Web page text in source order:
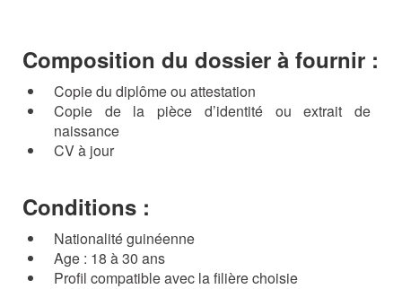
Composition du dossier à fournir :
Copie du diplôme ou attestation
Copie de la pièce d’identité ou extrait de
naissance
CV à jour
Conditions :
Nationalité guinéenne
Age : 18 à 30 ans
Profil compatible avec la filière choisie